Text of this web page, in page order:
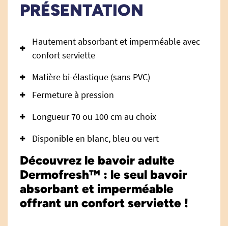
PRÉSENTATION
Hautement absorbant et imperméable avec
confort serviette
Matière bi-élastique (sans PVC)
Fermeture à pression
Longueur 70 ou 100 cm au choix
Disponible en blanc, bleu ou vert
Découvrez le bavoir adulte
Dermofresh™ : le seul bavoir
absorbant et imperméable
offrant un confort serviette !